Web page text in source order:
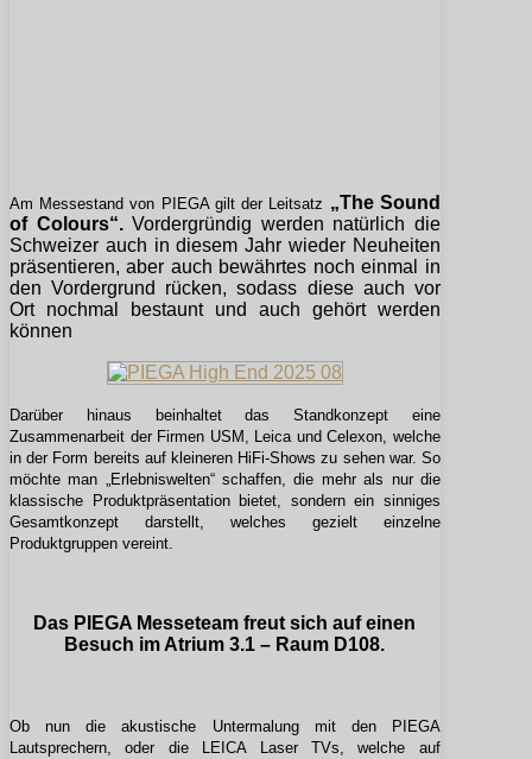
Am Messestand von PIEGA gilt der Leitsatz „The Sound
of Colours“.Vordergründig werden natürlich die
Schweizer auch in diesem Jahr wieder Neuheiten
präsentieren, aber auch bewährtes noch einmal in
den Vordergrund rücken, sodass diese auch vor
Ort nochmal bestaunt und auch gehört werden
können
Darüber hinaus beinhaltet das Standkonzept eine
Zusammenarbeit der Firmen USM, Leica und Celexon, welche
in der Form bereits auf kleineren HiFi-Shows zu sehen war. So
möchte man „Erlebniswelten“ schaffen, die mehr als nur die
klassische Produktpräsentation bietet, sondern ein sinniges
Gesamtkonzept darstellt, welches gezielt einzelne
Produktgruppen vereint.
Das PIEGA Messeteam freut sich auf einen
Besuch im Atrium 3.1 – Raum D108.
Ob nun die akustische Untermalung mit den PIEGA
Lautsprechern, oder die LEICA Laser TVs, welche auf